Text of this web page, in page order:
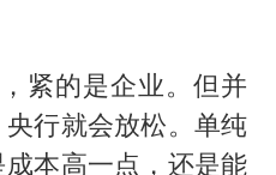
紧的是企业。但并
行就会放松。单纯
本高一点，还是能